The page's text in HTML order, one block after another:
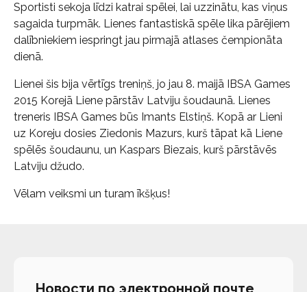
Sportisti sekoja līdzi katrai spēlei, lai uzzinātu, kas viņus
sagaida turpmāk. Lienes fantastiskā spēle lika pārējiem
dalībniekiem iespringt jau pirmajā atlases čempionāta
dienā.
Lienei šis bija vērtīgs treniņš, jo jau 8. maijā IBSA Games
2015 Korejā Liene pārstāv Latviju šoudaunā. Lienes
treneris IBSA Games būs Imants Elstiņš. Kopā ar Lieni
uz Koreju dosies Ziedonis Mazurs, kurš tāpat kā Liene
spēlēs šoudaunu, un Kaspars Biezais, kurš pārstāvēs
Latviju džudo.
Vēlam veiksmi un turam īkšķus!
Новости по электронной почте